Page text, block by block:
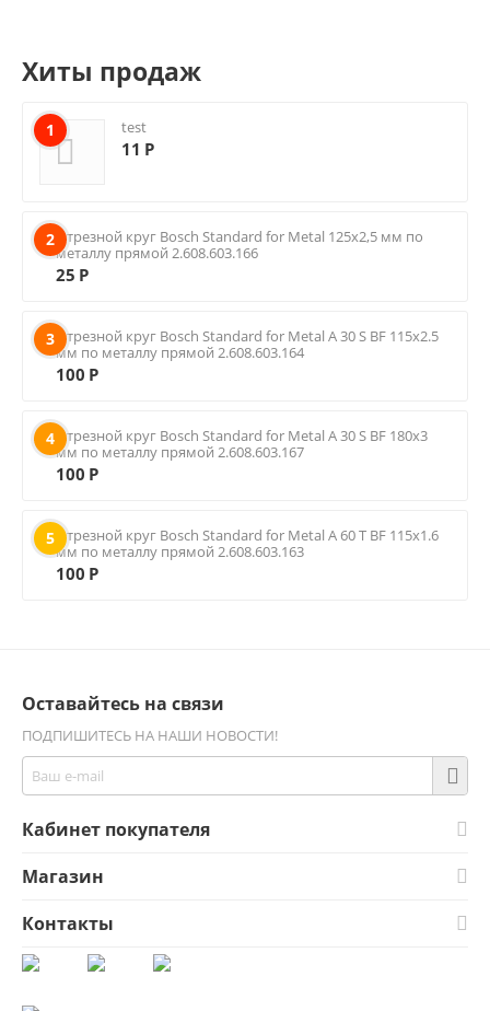
Хиты продаж
1 test
11 Р
2 Отрезной круг Bosch Standard for Metal 125х2,5 мм по
металлу прямой 2.608.603.166
25 Р
3 Отрезной круг Bosch Standard for Metal A 30 S BF 115х2.5
мм по металлу прямой 2.608.603.164
100 Р
4 Отрезной круг Bosch Standard for Metal A 30 S BF 180х3
мм по металлу прямой 2.608.603.167
100 Р
5 Отрезной круг Bosch Standard for Metal A 60 T BF 115х1.6
мм по металлу прямой 2.608.603.163
100 Р
Оставайтесь на связи
ПОДПИШИТЕСЬ НА НАШИ НОВОСТИ!
Кабинет покупателя
Магазин
Контакты